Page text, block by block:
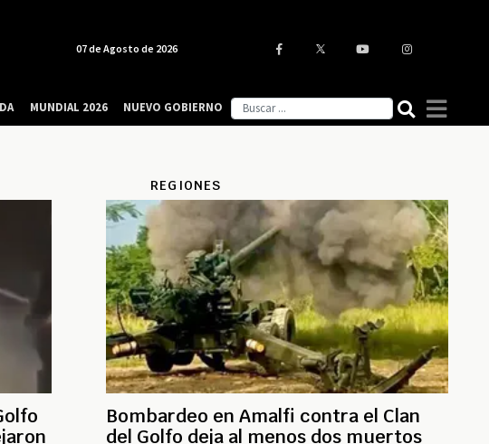
REGIONES
Bombardeo en Amalfi contra el Clan
del Golfo deja al menos dos muertos
07 de Agosto de 2026
MUNDIAL 2026 NUEVO GOBIERNO